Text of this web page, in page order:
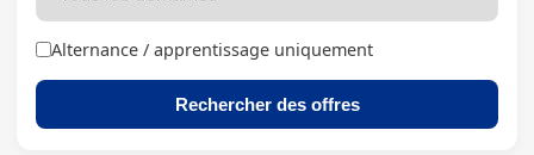
Alternance / apprentissage uniquement
Rechercher des offres